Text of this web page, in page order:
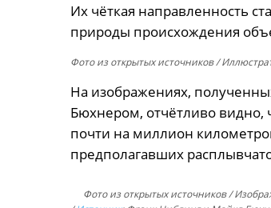
Их чёткая направленность
природы происхождения
Фото из открытых источников/
На изображениях,
Бюхнером, отчётливо видно,
почти на миллион
предполагавших
Фото из открытых источников/